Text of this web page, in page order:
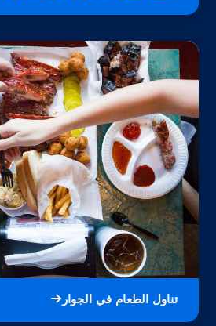
تناول الطعام في الجوار